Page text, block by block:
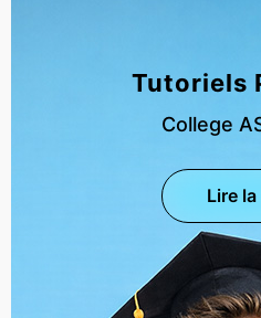
Tutoriels
College
Lire